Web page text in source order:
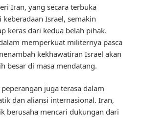
Iran, yang secara terbuka
Israel, semakin
keras dari kedua belah pihak.
memperkuat militernya pasca
kekhawatiran Israel akan
besar di masa mendatang.
juga terasa dalam
dan aliansi internasional. Iran,
berusaha mencari dukungan dari